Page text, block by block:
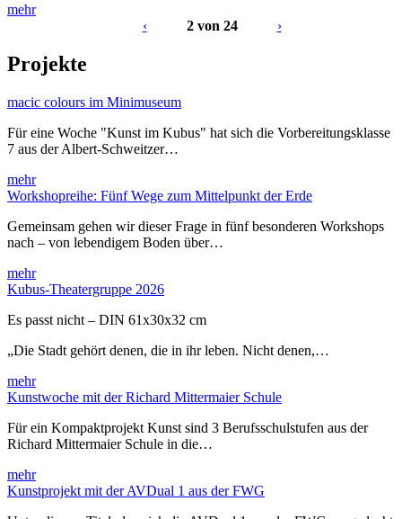
mehr
‹
2 von 24 ›
Projekte
macic colours im Minimuseum
Für eine Woche "Kunst im Kubus" hat sich die Vorbereitungsklasse
7 aus der Albert-Schweitzer…
mehr
Workshopreihe: Fünf Wege zum Mittelpunkt der Erde
Gemeinsam gehen wir dieser Frage in fünf besonderen Workshops
nach – von lebendigem Boden über…
mehr
Kubus-Theatergruppe 2026
Es passt nicht – DIN 61x30x32 cm
„Die Stadt gehört denen, die in ihr leben. Nicht denen,…
mehr
Kunstwoche mit der Richard Mittermaier Schule
Für ein Kompaktprojekt Kunst sind 3 Berufsschulstufen aus der
Richard Mittermaier Schule in die…
mehr
Kunstprojekt mit der AVDual 1 aus der FWG